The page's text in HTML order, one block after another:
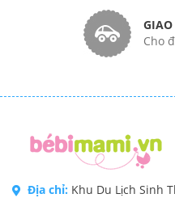
Cho
Địa chỉ: Khu Du Lịch Sinh